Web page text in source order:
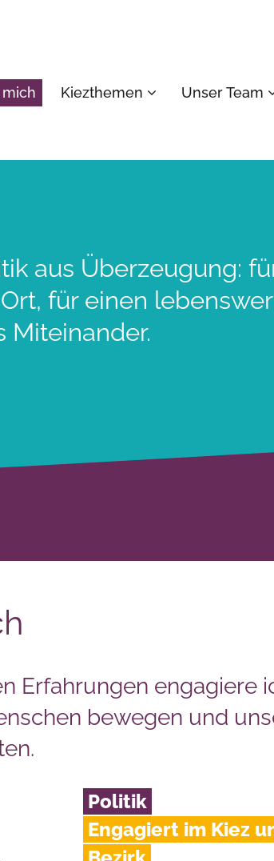
Kiezthemen Unser Team
aus Überzeugung:
für einen
Miteinander.
Erfahrungen engagiere
bewegen und
Politik
Engagiert im Kiez